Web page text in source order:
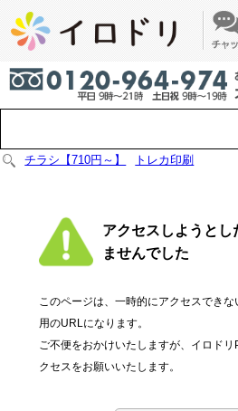
チラシ【710円～】 トレカ印刷
アクセスしようとし
ませんでした
このページは、一時的にアクセスでき
用のURLになります。
ご不便をおかけいたしますが、イロド
クセスをお願いいたします。